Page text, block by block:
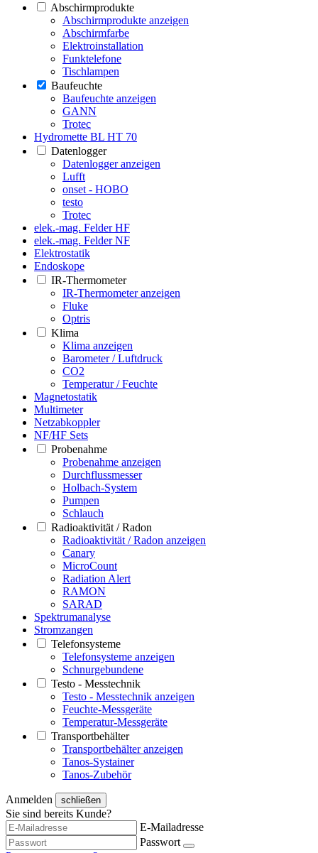
Abschirmprodukte
Abschirmprodukte anzeigen
Abschirmfarbe
Elektroinstallation
Funktelefone
Tischlampen
Baufeuchte
Baufeuchte anzeigen
GANN
Trotec
Hydromette BL HT 70
Datenlogger
Datenlogger anzeigen
Lufft
onset - HOBO
testo
Trotec
elek.-mag. Felder HF
elek.-mag. Felder NF
Elektrostatik
Endoskope
IR-Thermometer
IR-Thermometer anzeigen
Fluke
Optris
Klima
Klima anzeigen
Barometer / Luftdruck
CO2
Temperatur / Feuchte
Magnetostatik
Multimeter
Netzabkoppler
NF/HF Sets
Probenahme
Probenahme anzeigen
Durchflussmesser
Holbach-System
Pumpen
Schlauch
Radioaktivität / Radon
Radioaktivität / Radon anzeigen
Canary
MicroCount
Radiation Alert
RAMON
SARAD
Spektrumanalyse
Stromzangen
Telefonsysteme
Telefonsysteme anzeigen
Schnurgebundene
Testo - Messtechnik
Testo - Messtechnik anzeigen
Feuchte-Messgeräte
Temperatur-Messgeräte
Transportbehälter
Transportbehälter anzeigen
Tanos-Systainer
Tanos-Zubehör
Anmelden schließen
Sie sind bereits Kunde?
E-Mailadresse
Passwort